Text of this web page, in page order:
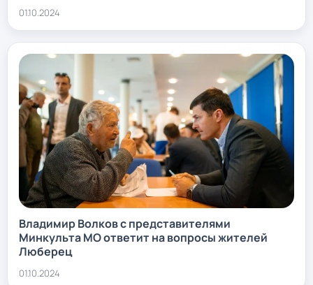
01.10.2024
Владимир Волков с представителями
Минкульта МО ответит на вопросы жителей
Люберец
01.10.2024